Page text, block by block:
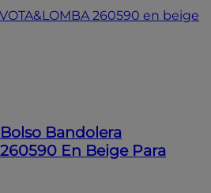
Bolso Bandolera
En Beige Para